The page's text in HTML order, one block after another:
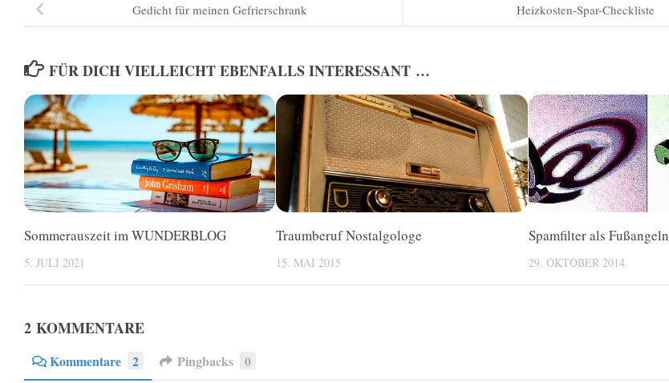
Heizkosten-Spar-Checkliste
Gedicht für meinen Gefrierschrank
FÜR DICH VIELLEICHT EBENFALLS INTERESSANT …
Sommerauszeit im WUNDERBLOG
5. JULI 2021
Traumberuf Nostalgologe
15. MAI 2015
Spamfilter als Fußangeln
29. OKTOBER 2014
2 KOMMENTARE
Kommentare 2 Pingbacks 0